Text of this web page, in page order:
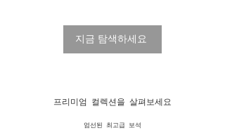
지금 탐색하세요
프리미엄 컬렉션을 살펴보세요
엄선된 최고급 보석